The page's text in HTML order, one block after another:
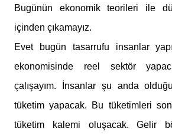
Bugünün ekonomik teorileri ile
içinden çıkamayız.
Evet bugün tasarrufu insanlar
ekonomisinde reel sektör
çalışayım. İnsanlar şu anda
tüketim yapacak. Bu tüketimleri
tüketim kalemi oluşacak. Gelir